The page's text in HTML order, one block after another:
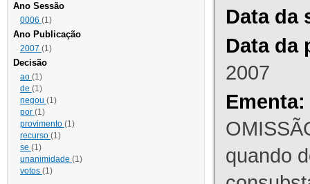
Ano Sessão
0006 (1)
Ano Publicação
2007 (1)
Decisão
ao (1)
de (1)
negou (1)
por (1)
provimento (1)
recurso (1)
se (1)
unanimidade (1)
votos (1)
Data da
Data da
2007
Ementa:
quando